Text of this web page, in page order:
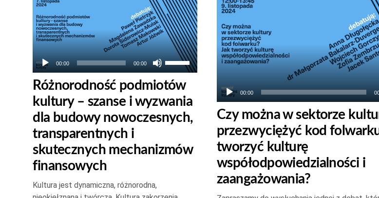
plików
dźwiękowych
00:00 00:00
Używaj
strzałek
do
góry
oraz
do
aby
zmniejszyć
Różnorodność podmiotów
kultury – szanse i wyzwania
dla budowy nowoczesnych,
transparentnych i
skutecznych mechanizmów
finansowych
Kultura jest dynamiczna, różnorodna,
plików
00:00
Czy można w sektorze
przezwyciężyć kod
tworzyć kulturę
współodpowiedzialności i
zaangażowania?